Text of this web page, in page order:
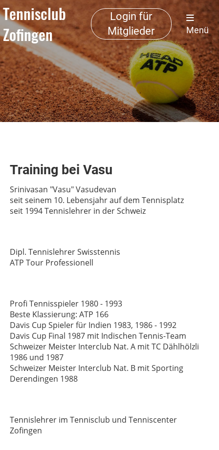
Tennisclub
Zofingen
Login für
Mitglieder
Menü
Training bei Vasu
Srinivasan "Vasu" Vasudevan
seit seinem 10. Lebensjahr auf dem Tennisplatz
seit 1994 Tennislehrer in der Schweiz
Dipl. Tennislehrer Swisstennis
ATP Tour Professionell
Profi Tennisspieler 1980 - 1993
Beste Klassierung: ATP 166
Davis Cup Spieler für Indien 1983, 1986 - 1992
Davis Cup Final 1987 mit Indischen Tennis-Team
Schweizer Meister Interclub Nat. A mit TC Dählhölzli
1986 und 1987
Schweizer Meister Interclub Nat. B mit Sporting
Derendingen 1988
Tennislehrer im Tennisclub und Tenniscenter
Zofingen